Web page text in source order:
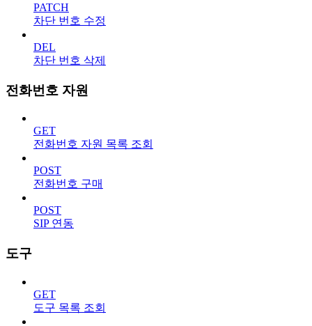
PATCH
차단 번호 수정
DEL
차단 번호 삭제
전화번호 자원
GET
전화번호 자원 목록 조회
POST
전화번호 구매
POST
SIP 연동
도구
GET
도구 목록 조회